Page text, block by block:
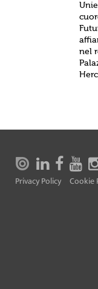
nel
Privacy Policy Cookie